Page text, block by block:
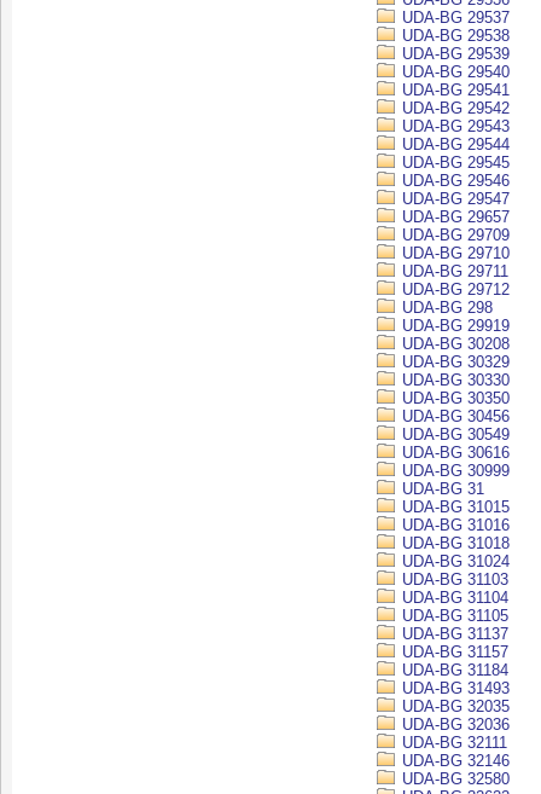
UDA-BG 29537
UDA-BG 29538
UDA-BG 29539
UDA-BG 29540
UDA-BG 29541
UDA-BG 29542
UDA-BG 29543
UDA-BG 29544
UDA-BG 29545
UDA-BG 29546
UDA-BG 29547
UDA-BG 29657
UDA-BG 29709
UDA-BG 29710
UDA-BG 29711
UDA-BG 29712
UDA-BG 298
UDA-BG 29919
UDA-BG 30208
UDA-BG 30329
UDA-BG 30330
UDA-BG 30350
UDA-BG 30456
UDA-BG 30549
UDA-BG 30616
UDA-BG 30999
UDA-BG 31
UDA-BG 31015
UDA-BG 31016
UDA-BG 31018
UDA-BG 31024
UDA-BG 31103
UDA-BG 31104
UDA-BG 31105
UDA-BG 31137
UDA-BG 31157
UDA-BG 31184
UDA-BG 31493
UDA-BG 32035
UDA-BG 32036
UDA-BG 32111
UDA-BG 32146
UDA-BG 32580